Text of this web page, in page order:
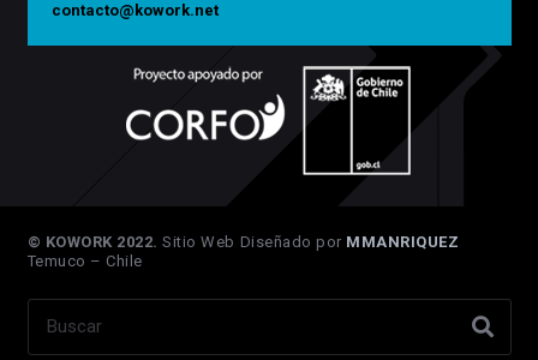
contacto@kowork.net
© KOWORK 2022. Sitio Web Diseñado por MMANRIQUEZ
Temuco – Chile